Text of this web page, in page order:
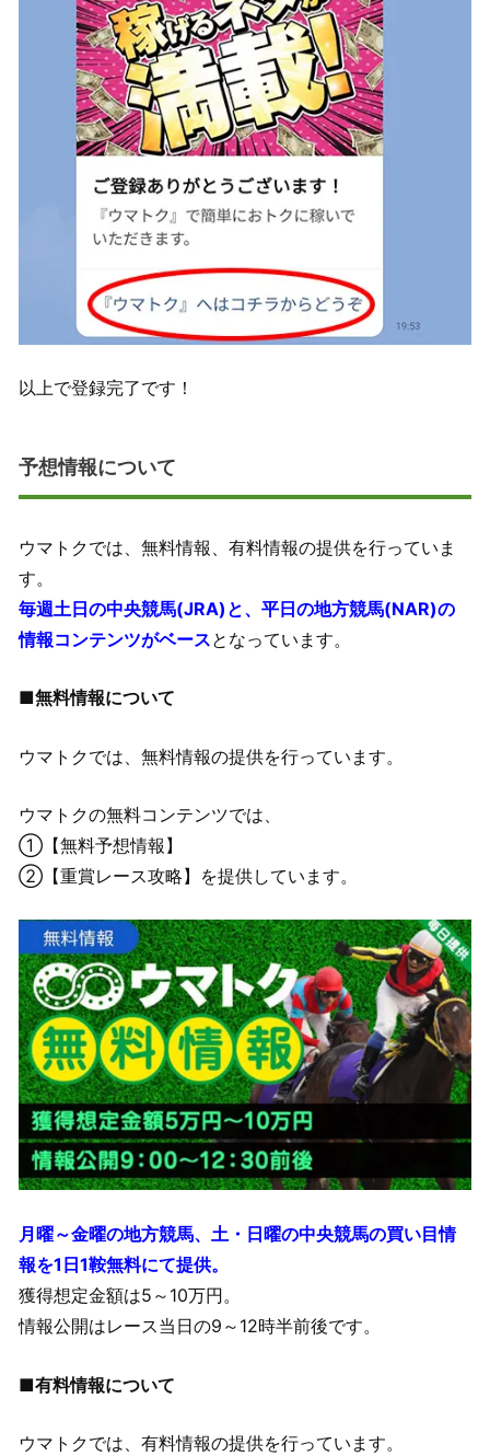
以上で登録完了です！
予想情報について
ウマトクでは、無料情報、有料情報の提供を行っていま
す。
毎週土日の中央競馬(JRA)と、平日の地方競馬(NAR)の
情報コンテンツがベースとなっています。
■無料情報について
ウマトクでは、無料情報の提供を行っています。
ウマトクの無料コンテンツでは、
①【無料予想情報】
②【重賞レース攻略】を提供しています。
月曜～金曜の地方競馬、土・日曜の中央競馬の買い目情
報を1日1鞍無料にて提供。
獲得想定金額は5～10万円。
情報公開はレース当日の9～12時半前後です。
■有料情報について
ウマトクでは、有料情報の提供を行っています。